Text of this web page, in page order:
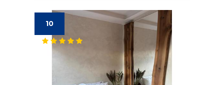
10